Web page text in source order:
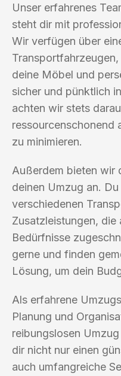
Unser erfahrenes
steht dir mit
Wir verfügen über
deine Möbel und
sicher und pünktlich
achten wir stets
ressourcenschonend
zu minimieren.
Außerdem bieten wir
deinen Umzug an.
verschiedenen
Zusatzleistungen, die
Bedürfnisse
gerne und finden
Lösung, um dein
Als erfahrene
Planung und
reibungslosen
dir nicht nur einen
auch umfangreiche